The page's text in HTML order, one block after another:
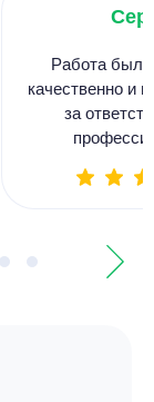
Работа
качественно и
за